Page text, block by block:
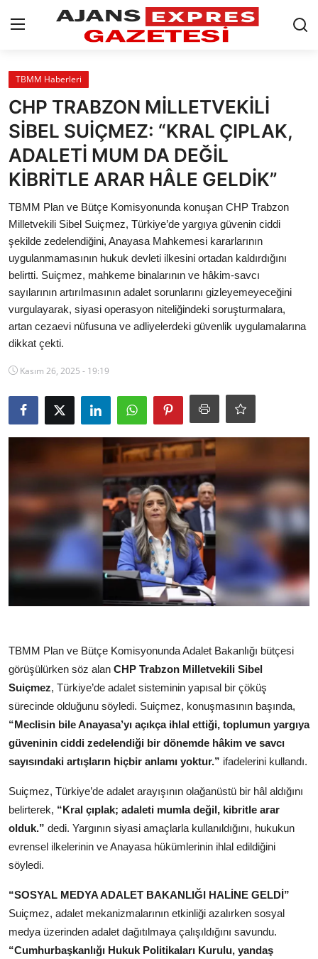
GİRİŞ YAP
AnaSayfa
Eskişehir Siyaset
Siyaset
Türkiye Gündemi
Yerel
Siber Güvenlik
Eğitim
Ekonomi
Kütahya
Özel Haber
Spor
TBMM Haberleri
SON DAKİKA
Köşe Yazısı
Dernek
Galeri
Gastronomi
TBMM Haberleri
CHP TRABZON MİLLETVEKİLİ
SİBEL SUİÇMEZ: “KRAL ÇIPLAK,
ADALETİ MUM DA DEĞİL
KİBRİTLE ARAR HÂLE GELDİK”
TBMM Plan ve Bütçe Komisyonunda konuşan CHP Trabzon
Milletvekili Sibel Suiçmez, Türkiye’de yargıya güvenin ciddi
şekilde zedelendiğini, Anayasa Mahkemesi kararlarının
uygulanmamasının hukuk devleti ilkesini ortadan kaldırdığını
belirtti. Suiçmez, mahkeme binalarının ve hâkim-savcı
sayılarının artırılmasının adalet sorunlarını gizleyemeyeceğini
vurgulayarak, siyasi operasyon niteliğindeki soruşturmalara,
artan cezaevi nüfusuna ve adliyelerdeki güvenlik uygulamalarına
dikkat çekti.
Kasım 26, 2025 - 19:19
TBMM Plan ve Bütçe Komisyonunda Adalet Bakanlığı bütçesi
görüşülürken söz alan CHP Trabzon Milletvekili Sibel
Suiçmez, Türkiye’de adalet sisteminin yapısal bir çöküş
sürecinde olduğunu söyledi. Suiçmez, konuşmasının başında,
“Meclisin bile Anayasa’yı açıkça ihlal ettiği, toplumun yargıya
güveninin ciddi zedelendiği bir dönemde hâkim ve savcı
sayısındaki artışların hiçbir anlamı yoktur.” ifadelerini kullandı.
Suiçmez, Türkiye’de adalet arayışının olağanüstü bir hâl aldığını
belirterek, “Kral çıplak; adaleti mumla değil, kibritle arar
olduk.” dedi. Yargının siyasi amaçlarla kullanıldığını, hukukun
evrensel ilkelerinin ve Anayasa hükümlerinin ihlal edildiğini
söyledi.
“SOSYAL MEDYA ADALET BAKANLIĞI HALİNE GELDİ”
Suiçmez, adalet mekanizmalarının etkinliği azalırken sosyal
medya üzerinden adalet dağıtılmaya çalışıldığını savundu.
“Cumhurbaşkanlığı Hukuk Politikaları Kurulu, yandaş